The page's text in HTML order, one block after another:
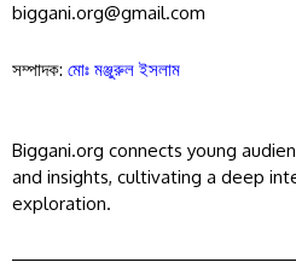
biggani.org@gmail.com
সম্পাদক: মোঃ মঞ্জুরুল ইসলাম
Biggani.org connects young
and insights, cultivating a deep
exploration.